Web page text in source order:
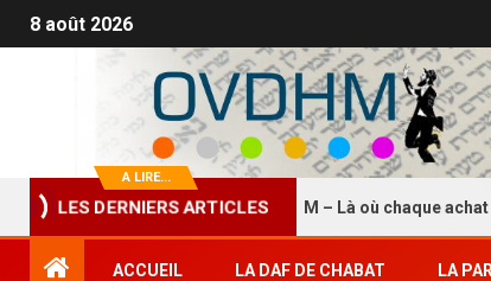
8 août 2026
A LIRE...
LES DERNIERS ARTICLES
La Boutique HASDEI HM – Là où chaque achat devient
ACCUEIL LA DAF DE CHABAT LA